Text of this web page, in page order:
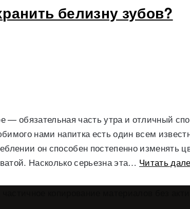
белизну зубов?
— обязательная часть утра и отличный
нами напитка есть один всем
он способен постепенно изменять
Насколько серьезна эта… Читать